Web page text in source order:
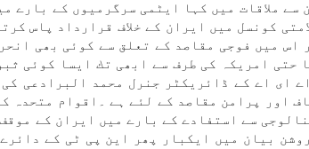
ملاقات میں كہا ایٹمی سرگرميوں كے بارے
كونسل میں ايران كے خلاف قرارداد پاس
میں فوجی مقاصد كے تعلق سے كوئی بھی
حتی امريكہ كی طرف سے ابھی تك ايسا كوئی
ای اے كے ڈائريكٹر جنرل محمد البرادعی كی
اور پرامن مقاصد كے لئے ہے ۔اقوام متحدہ
سے استفادے كے بارے میں ايران كے
بيان میں ايكبار پھر اين پی ٹی كے